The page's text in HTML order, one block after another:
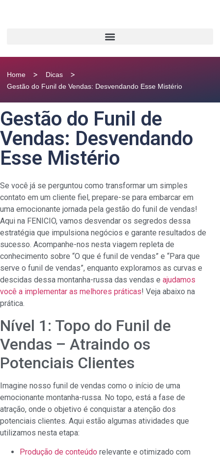
Home > Dicas >
Gestão do Funil de Vendas: Desvendando Esse Mistério
Gestão do Funil de
Vendas: Desvendando
Esse Mistério
Se você já se perguntou como transformar um simples
contato em um cliente fiel, prepare-se para embarcar em
uma emocionante jornada pela gestão do funil de vendas!
Aqui na FENICIO, vamos desvendar os segredos dessa
estratégia que impulsiona negócios e garante resultados de
sucesso. Acompanhe-nos nesta viagem repleta de
conhecimento sobre “O que é funil de vendas” e “Para que
serve o funil de vendas”, enquanto exploramos as curvas e
descidas dessa montanha-russa das vendas e ajudamos
você a implementar as melhores práticas! Veja abaixo na
prática.
Nível 1: Topo do Funil de
Vendas – Atraindo os
Potenciais Clientes
Imagine nosso funil de vendas como o início de uma
emocionante montanha-russa. No topo, está a fase de
atração, onde o objetivo é conquistar a atenção dos
potenciais clientes. Aqui estão algumas atividades que
utilizamos nesta etapa:
Produção de conteúdo relevante e otimizado com